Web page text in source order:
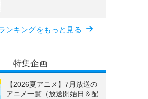
ンキングをもっと見る
特集企画
【2026夏アニメ】7月放送の
アニメ一覧（放送開始日＆配